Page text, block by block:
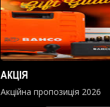
АКЦІЯ
Акційна пропозиція 2026